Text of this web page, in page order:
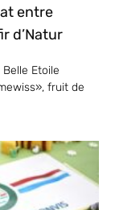
entre
d’Natur
Etoile
fruit de